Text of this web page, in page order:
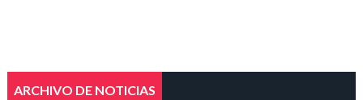
ARCHIVO DE NOTICIAS